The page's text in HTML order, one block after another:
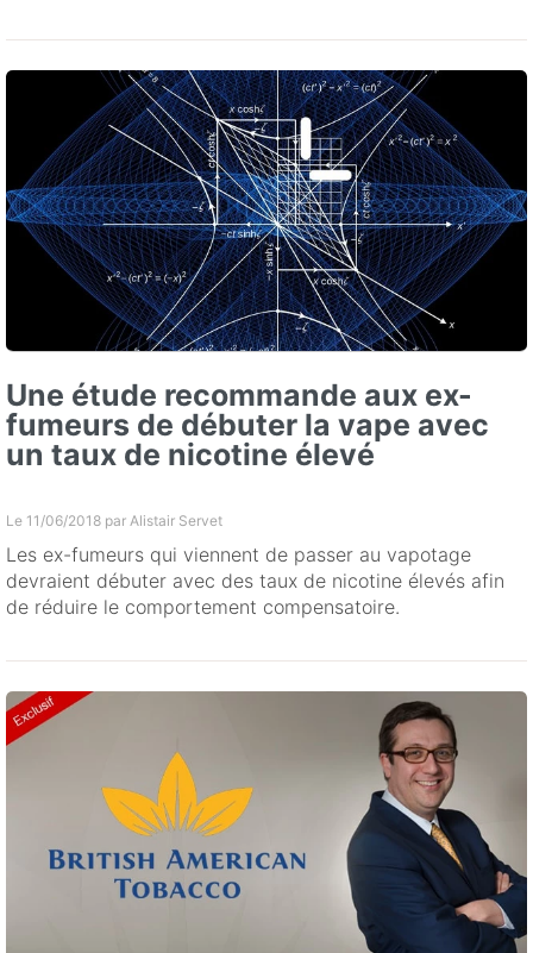
Une étude recommande aux ex-
fumeurs de débuter la vape avec
un taux de nicotine élevé
Le 11/06/2018 par Alistair Servet
Les ex-fumeurs qui viennent de passer au vapotage
devraient débuter avec des taux de nicotine élevés afin
de réduire le comportement compensatoire.